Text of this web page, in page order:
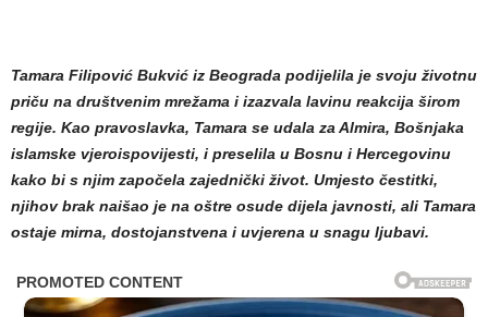
Tamara Filipović Bukvić iz Beograda podijelila je svoju životnu
priču na društvenim mrežama i izazvala lavinu reakcija širom
regije. Kao pravoslavka, Tamara se udala za Almira, Bošnjaka
islamske vjeroispovijesti, i preselila u Bosnu i Hercegovinu
kako bi s njim započela zajednički život. Umjesto čestitki,
njihov brak naišao je na oštre osude dijela javnosti, ali Tamara
ostaje mirna, dostojanstvena i uvjerena u snagu ljubavi.